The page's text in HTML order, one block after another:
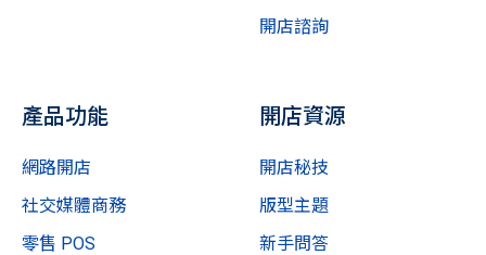
開店諮詢
產品功能
網路開店
社交媒體商務
零售 POS
開店資源
開店秘技
版型主題
新手問答